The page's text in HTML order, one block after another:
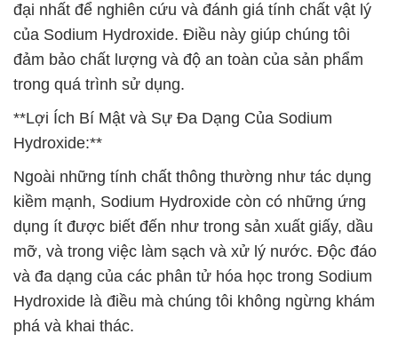
đại nhất để nghiên cứu và đánh giá tính chất vật lý
của Sodium Hydroxide. Điều này giúp chúng tôi
đảm bảo chất lượng và độ an toàn của sản phẩm
trong quá trình sử dụng.
**Lợi Ích Bí Mật và Sự Đa Dạng Của Sodium
Hydroxide:**
Ngoài những tính chất thông thường như tác dụng
kiềm mạnh, Sodium Hydroxide còn có những ứng
dụng ít được biết đến như trong sản xuất giấy, dầu
mỡ, và trong việc làm sạch và xử lý nước. Độc đáo
và đa dạng của các phân tử hóa học trong Sodium
Hydroxide là điều mà chúng tôi không ngừng khám
phá và khai thác.